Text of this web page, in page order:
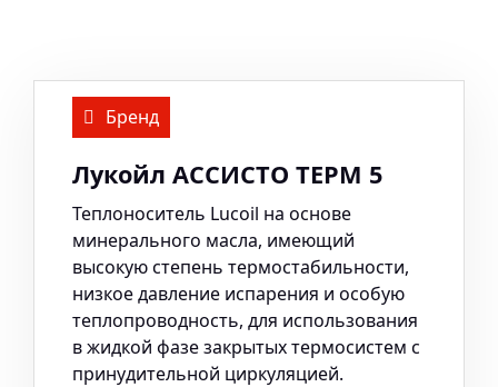
Бренд
Лукойл АССИСТО ТЕРМ 5
Теплоноситель Lucoil на основе
минерального масла, имеющий
высокую степень термостабильности,
низкое давление испарения и особую
теплопроводность, для использования
в жидкой фазе закрытых термосистем с
принудительной циркуляцией.